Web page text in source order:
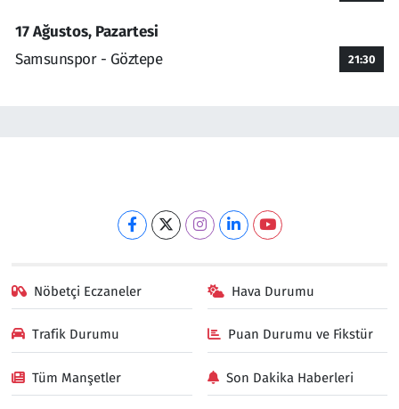
17 Ağustos, Pazartesi
Samsunspor - Göztepe
21:30
Nöbetçi Eczaneler Hava Durumu
Trafik Durumu Puan Durumu ve Fikstür
Tüm Manşetler Son Dakika Haberleri